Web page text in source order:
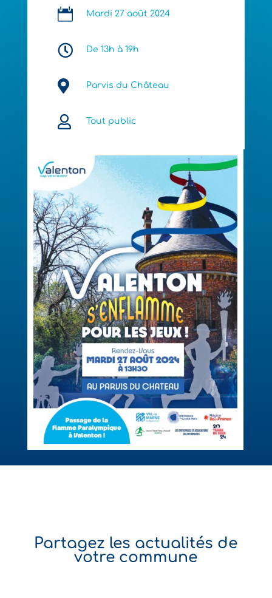
 Mardi 27 août 2024
 De 13h à 19h
 Parvis du Château
 Tout public
Partagez les actualités de
votre commune